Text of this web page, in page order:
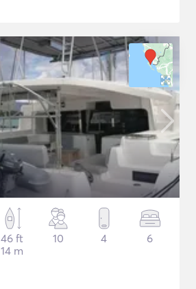
46 ft
14 m
10 4 6